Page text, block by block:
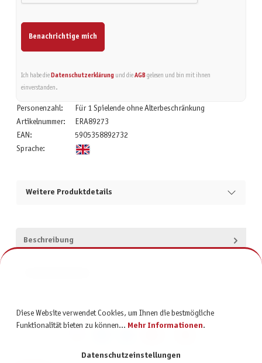
Benachrichtige mich
Ich habe die Datenschutzerklärungund die AGBgelesen und bin mit ihnen
einverstanden.
Personenzahl:
Für 1 Spielende ohne Alterbeschränkung
Artikelnummer:
ERA89273
EAN:
5905358892732
Sprache:
Weitere Produktdetails
Beschreibung
Diese Website verwendet Cookies, um Ihnen die bestmögliche
Funktionalität bieten zu können... Mehr Informationen.
Datenschutzeinstellungen